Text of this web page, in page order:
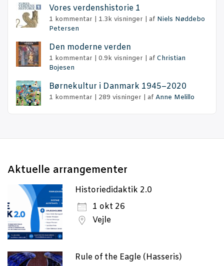
Vores ver­dens­hi­sto­rie 1
1 kommentar 1.3k visninger af Niels Nøddebo
Petersen
Den moder­ne verden
1 kommentar 0.9k visninger af Christian
Bojesen
Bør­ne­kul­tur i Dan­mark 1945–2020
1 kommentar 289 visninger af Anne Melillo
Aktu­el­le arrangementer
Historiedidaktik 2.0
1 okt 26
Vejle
Rule of the Eagle (Hasseris)